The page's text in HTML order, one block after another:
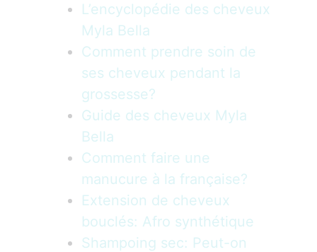
L’encyclopédie des cheveux
Myla Bella
Comment prendre soin de
ses cheveux pendant la
grossesse?
Guide des cheveux Myla
Bella
Comment faire une
manucure à la française?
Extension de cheveux
bouclés: Afro synthétique
Shampoing sec: Peut-on